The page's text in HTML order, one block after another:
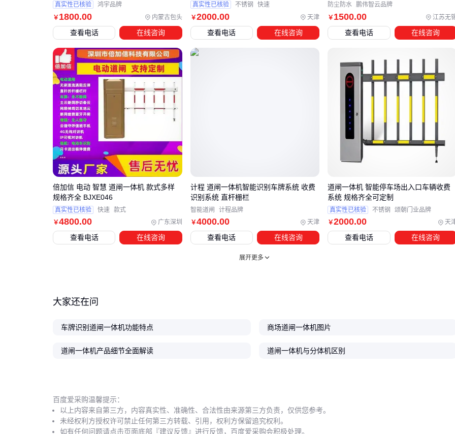
通信协议
多出入口联动：需额外配置中控服务器
标配电机功率不足时，需加装道闸电机
车牌识别摄像头 互为备份
五、道闸一体机使用中容易被忽视的细节
日常运维中这些经验能大幅延长设备寿命：
：涡轮蜗杆结构每3个月需专用润滑脂保养
：未内置防雷模块的型号需单独安装避雷器
电池电量
道闸一体机的选型本质是平衡效率、安全与成本。住宅小区优
防砸栅栏式道闸 的安全性能，商业场所则需关注
广告
道闸
的增值收益，而临时停车场用标准直杆式配合岗亭
理即可满足需求。记住：与其追求单一参数极致，不如选择与
￥1800.00 内蒙古包头
真实性已核验 鸿宇品牌
查看电话 在线咨询
￥2000.00 天津
真实性已核验 不锈钢 快速
查看电话 在线咨询
￥1500.00 江苏无
防尘防水 鹏伟智云品牌
查看电话 在线咨询
￥4800.00 广东深圳
倍加信 电动 智慧 道闸一体机 款式多样
规格齐全 BJXE046
真实性已核验 快速 款式
查看电话 在线咨询
￥4000.00 天津
计程 道闸一体机智能识别车牌系统 收费
识别系统 直杆栅栏
智能道闸 计程品牌
查看电话 在线咨询
￥2000.00 天
道闸一体机 智能停车场出入口车辆收费
系统 规格齐全可定制
真实性已核验 不锈钢 颂朝门业品牌
查看电话 在线咨询
展开更多
大家还在问
车牌识别道闸一体机功能特点 商场道闸一体机图片
道闸一体机产品细节全面解读 道闸一体机与分体机区别
百度爱采购温馨提示：
以上内容来自第三方，内容真实性、准确性、合法性由来源第三方负责，仅供您参考。
未经权利方授权许可禁止任何第三方转载、引用，权利方保留追究权利。
如有任何问题请点击页面底部『建议反馈』进行反馈，百度爱采购会积极处理。